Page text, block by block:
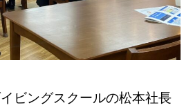
ビングスクールの松本社長